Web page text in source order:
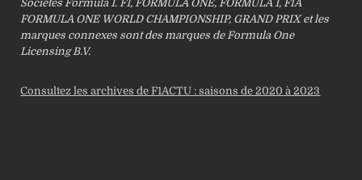
Sociétés Formula 1. F1, FORMULA ONE, FORMULA 1, FIA
FORMULA ONE WORLD CHAMPIONSHIP, GRAND PRIX et les
marques connexes sont des marques de Formula One
Licensing B.V.
Consultez les archives de F1ACTU : saisons de 2020 à 2023